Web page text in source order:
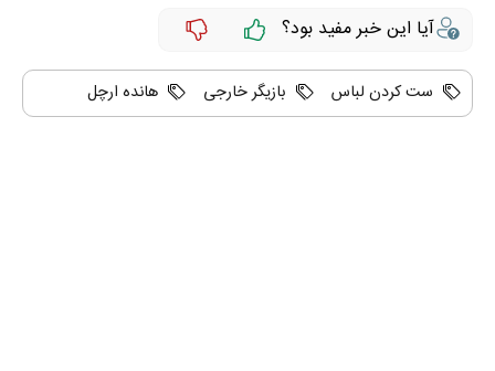
آیا این خبر مفید بود؟
ست کردن لباس بازیگر خارجی هانده ارچل